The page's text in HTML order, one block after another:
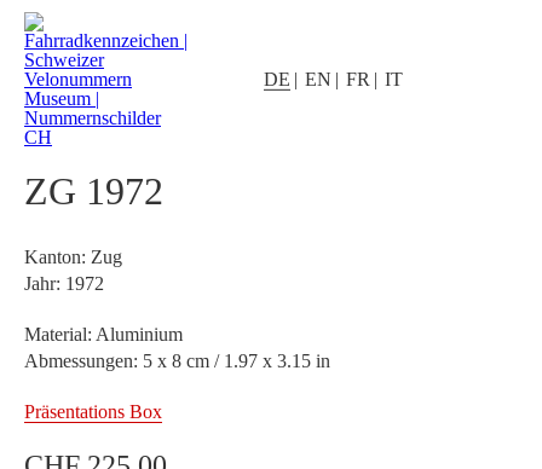
DE EN FR IT
ZG 1972
Kanton: Zug
Jahr: 1972
Material: Aluminium
Abmessungen: 5 x 8 cm / 1.97 x 3.15 in
Präsentations Box